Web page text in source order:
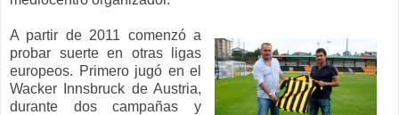
A partir de 2011 comenzó a
probar suerte en otras ligas
europeos. Primero jugó en el
Wacker Innsbruck de Austria,
durante dos campañas y